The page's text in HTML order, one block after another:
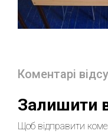
Коментарі
Залишити
Щоб відправити